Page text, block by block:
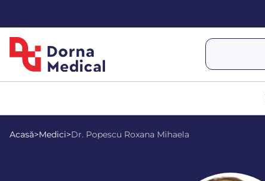
Acasă>Medici>Dr. Popescu Roxana Mihaela